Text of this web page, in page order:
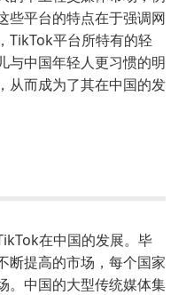
些平台的特点在于强调网
TikTok平台所特有的轻
与中国年轻人更习惯的明
从而成为了其在中国的发
在中国的发展。毕
断提高的市场，每个国家
。中国的大型传统媒体集